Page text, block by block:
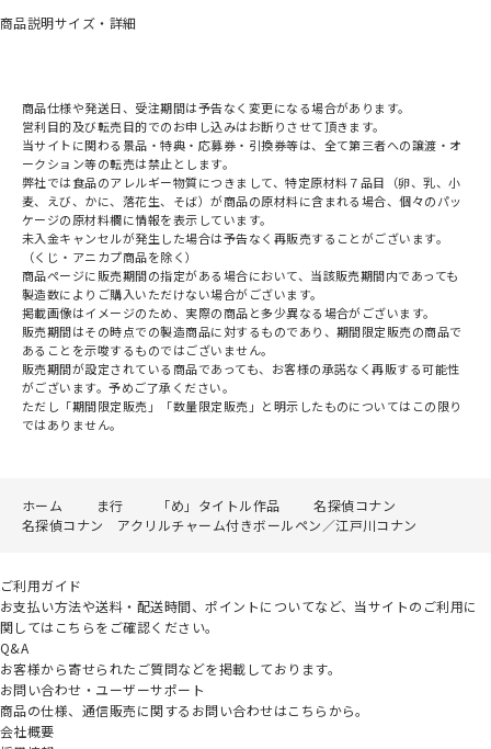
商品説明サイズ・詳細
商品仕様や発送日、受注期間は予告なく変更になる場合があります。
営利目的及び転売目的でのお申し込みはお断りさせて頂きます。
当サイトに関わる景品・特典・応募券・引換券等は、全て第三者への譲渡・オ
ークション等の転売は禁止とします。
弊社では食品のアレルギー物質につきまして、特定原材料７品目（卵、乳、小
麦、えび、かに、落花生、そば）が商品の原材料に含まれる場合、個々のパッ
ケージの原材料欄に情報を表示しています。
未入金キャンセルが発生した場合は予告なく再販売することがございます。
（くじ・アニカプ商品を除く）
商品ページに販売期間の指定がある場合において、当該販売期間内であっても
製造数によりご購入いただけない場合がございます。
掲載画像はイメージのため、実際の商品と多少異なる場合がございます。
販売期間はその時点での製造商品に対するものであり、期間限定販売の商品で
あることを示唆するものではございません。
販売期間が設定されている商品であっても、お客様の承諾なく再販する可能性
がございます。予めご了承ください。
ただし「期間限定販売」「数量限定販売」と明示したものについてはこの限り
ではありません。
ホーム ま行 「め」タイトル作品
名探偵コナン
名探偵コナン アクリルチャーム付きボールペン／江戸川コナン
ご利用ガイド
お支払い方法や送料・配送時間、ポイントについてなど、当サイトのご利用に
関してはこちらをご確認ください。
Q&A
お客様から寄せられたご質問などを掲載しております。
お問い合わせ・ユーザーサポート
商品の仕様、通信販売に関するお問い合わせはこちらから。
会社概要